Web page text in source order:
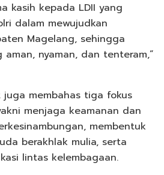
kasih kepada LDII yang
dalam mewujudkan
Magelang, sehingga
nyaman, dan tenteram,”
membahas tiga fokus
menjaga keamanan dan
membentuk
berakhlak mulia, serta
lintas kelembagaan.